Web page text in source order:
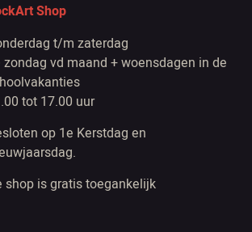
Shop
t/m zaterdag
zondag vd maand + woensdagen in de
tot 17.00 uur
op 1e Kerstdag en
shop is gratis toegankelijk